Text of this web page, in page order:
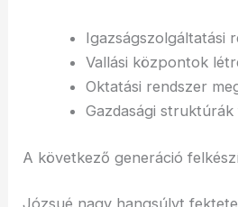
Igazságszolgáltatási
Vallási központok
Oktatási rendszer
Gazdasági struktúrák
A következő generáció